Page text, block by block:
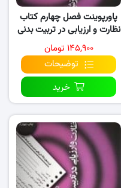
پاورپوینت فصل چهارم کتاب
نظارت و ارزیابی در تربیت بدنی
و ورزش
۱۴۵,۹۰۰ تومان
توضیحات
خرید